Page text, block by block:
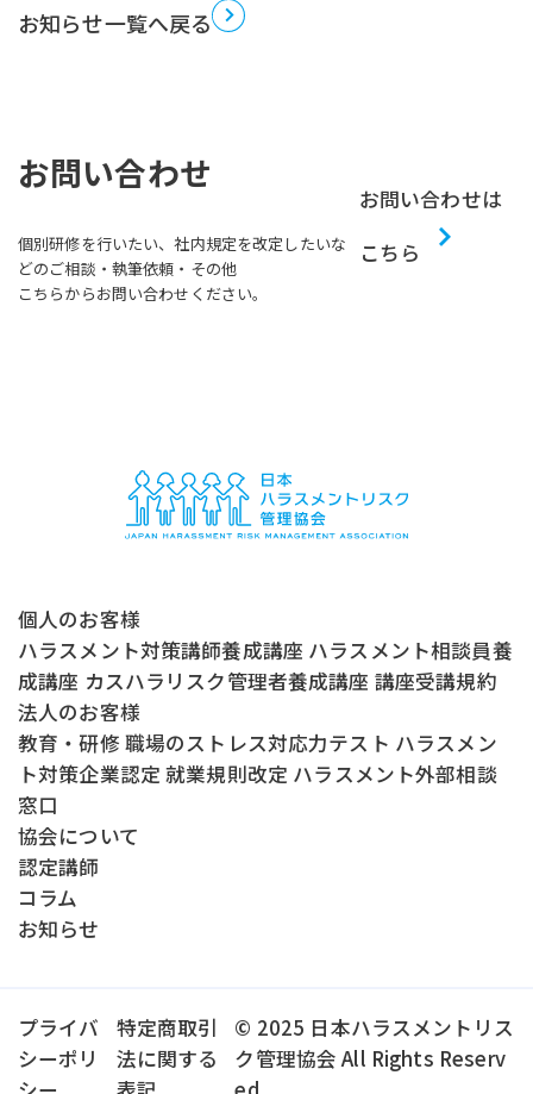
お知らせ一覧へ戻る
お問い合わせ
個別研修を行いたい、社内規定を改定したいな
どのご相談・執筆依頼・その他
こちらからお問い合わせください。
お問い合わせは
こちら
個人のお客様
ハラスメント対策講師養成講座 ハラスメント相談員養
成講座 カスハラリスク管理者養成講座 講座受講規約
法人のお客様
教育・研修 職場のストレス対応力テスト ハラスメン
ト対策企業認定 就業規則改定 ハラスメント外部相談
窓口
協会について
認定講師
コラム
お知らせ
プライバ
シーポリ
特定商取引
法に関する
© 2025 日本ハラスメントリス
ク管理協会 All Rights Reserv